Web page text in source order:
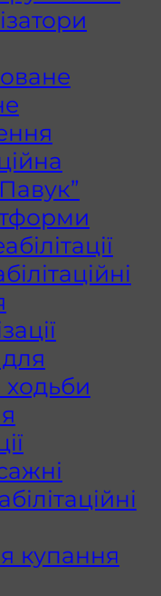
купання